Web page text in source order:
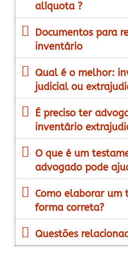
alíquota ?
Documentos para
inventário
Qual é o melhor:
judicial ou
É preciso ter
inventário
O que é um
advogado pode
Como elaborar um
forma correta?
Questões